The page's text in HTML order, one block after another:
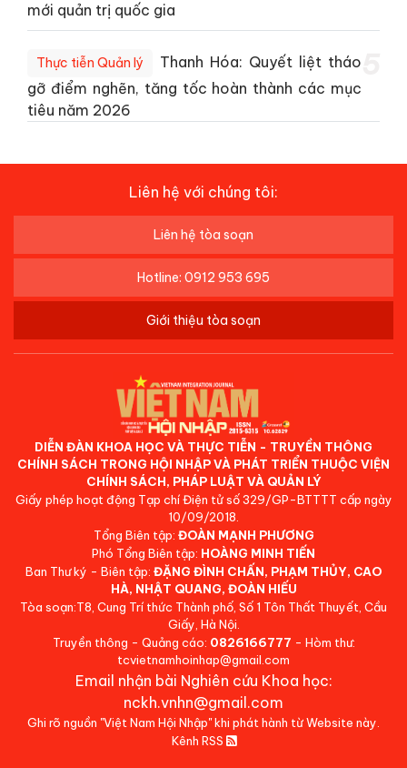
mới quản trị quốc gia
Thực tiễn Quản lý
Thanh Hóa: Quyết liệt tháo
gỡ điểm nghẽn, tăng tốc hoàn thành các mục
tiêu năm 2026
Liên hệ với chúng tôi:
Liên hệ tòa soạn
Hotline: 0912 953 695
Giới thiệu tòa soạn
DIỄN ĐÀN KHOA HỌC VÀ THỰC TIỄN - TRUYỀN THÔNG
CHÍNH SÁCH TRONG HỘI NHẬP VÀ PHÁT TRIỂN THUỘC VIỆN
CHÍNH SÁCH, PHÁP LUẬT VÀ QUẢN LÝ
Giấy phép hoạt động Tạp chí Điện tử số 329/GP-BTTTT cấp ngày
10/09/2018.
Tổng Biên tập: ĐOÀN MẠNH PHƯƠNG
Phó Tổng Biên tập: HOÀNG MINH TIẾN
Ban Thư ký - Biên tập: ĐẶNG ĐÌNH CHẤN, PHẠM THỦY, CAO
HÀ, NHẬT QUANG, ĐOÀN HIẾU
Tòa soạn:T8, Cung Trí thức Thành phố, Số 1 Tôn Thất Thuyết, Cầu
Giấy, Hà Nội.
Truyền thông - Quảng cáo: 0826166777 - Hòm thư:
tcvietnamhoinhap@gmail.com
Email nhận bài Nghiên cứu Khoa học:
nckh.vnhn@gmail.com
Ghi rõ nguồn "Việt Nam Hội Nhập" khi phát hành từ Website này.
Kênh RSS